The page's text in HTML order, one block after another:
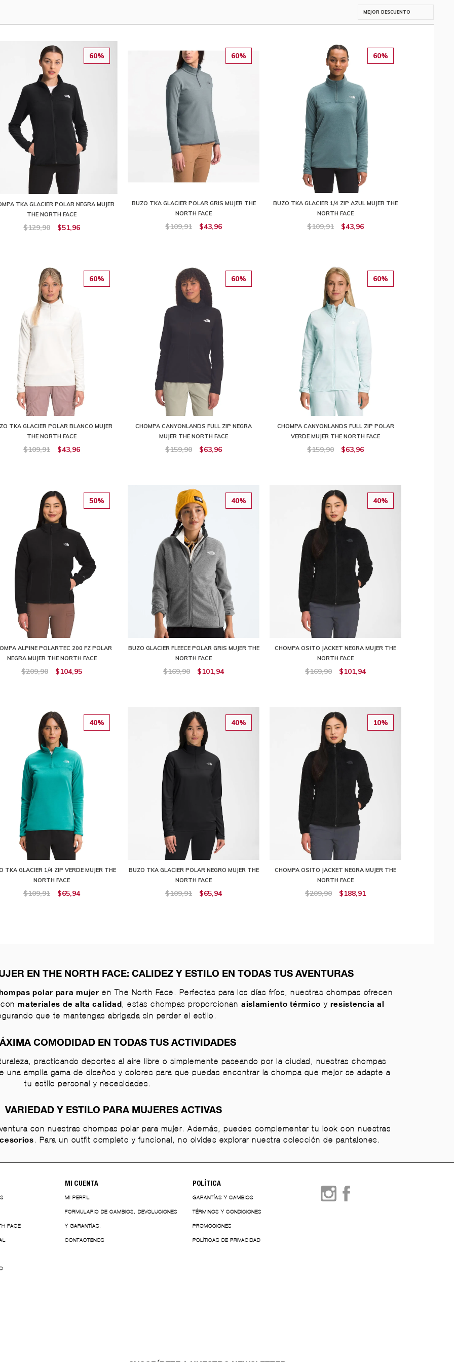
60%
TKA GLACIER POLAR NEGRA MUJER
THE NORTH FACE
$129,90 $51,96
60%
BUZO TKA GLACIER POLAR GRIS MUJER THE
NORTH FACE
$109,91 $43,96
60%
BUZO TKA GLACIER 1/4 ZIP AZUL MUJER THE
NORTH FACE
$109,91 $43,96
60%
TKA GLACIER POLAR BLANCO MUJER
THE NORTH FACE
$109,91 $43,96
60%
CHOMPA CANYONLANDS FULL ZIP NEGRA
MUJER THE NORTH FACE
$159,90 $63,96
60%
CHOMPA CANYONLANDS FULL ZIP POLAR
VERDE MUJER THE NORTH FACE
$159,90 $63,96
50%
ALPINE POLARTEC 200 FZ POLAR
NEGRA MUJER THE NORTH FACE
$209,90 $104,95
40%
BUZO GLACIER FLEECE POLAR GRIS MUJER THE
NORTH FACE
$169,90 $101,94
40%
CHOMPA OSITO JACKET NEGRA MUJER THE
NORTH FACE
$169,90 $101,94
40%
TKA GLACIER 1/4 ZIP VERDE MUJER THE
NORTH FACE
$109,91 $65,94
40%
BUZO TKA GLACIER POLAR NEGRO MUJER THE
NORTH FACE
$109,91 $65,94
10%
CHOMPA OSITO JACKET NEGRA MUJER THE
NORTH FACE
$209,90 $188,91
EN THE NORTH FACE: CALIDEZ Y ESTILO EN TODAS TUS AVENTURAS
polar para mujer en The North Face. Perfectas para los días fríos, nuestras chompas ofrecen
conmateriales de alta calidad , estas chompas proporcionan aislamiento térmico y resistencia al
que te mantengas abrigada sin perder el estilo.
COMODIDAD EN TODAS TUS ACTIVIDADES
practicando deportes al aire libre o simplemente paseando por la ciudad, nuestras chompas
una amplia gama de diseños y colores para que puedas encontrar la chompa que mejor se adapte a
tu estilo personal y necesidades.
VARIEDAD Y ESTILO PARA MUJERES ACTIVAS
con nuestras chompas polar para mujer. Además, puedes complementar tu look con nuestras
. Para un outfit completo y funcional, no olvides explorar nuestra colección de pantalones.
FACE
MI CUENTA
MI PERFIL
FORMULARIO DE CAMBIOS, DEVOLUCIONES
Y GARANTÍAS.
CONTACTENOS
POLÍTICA
GARANTÍAS Y CAMBIOS
TÉRMINOS Y CONDICIONES
PROMOCIONES
POLÍTICAS DE PRIVACIDAD